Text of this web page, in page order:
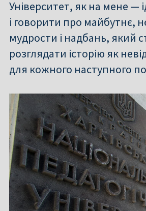
Університет, як на мене —
і говорити про майбутнє,
мудрости і надбань, який
розглядати історію як
для кожного наступного